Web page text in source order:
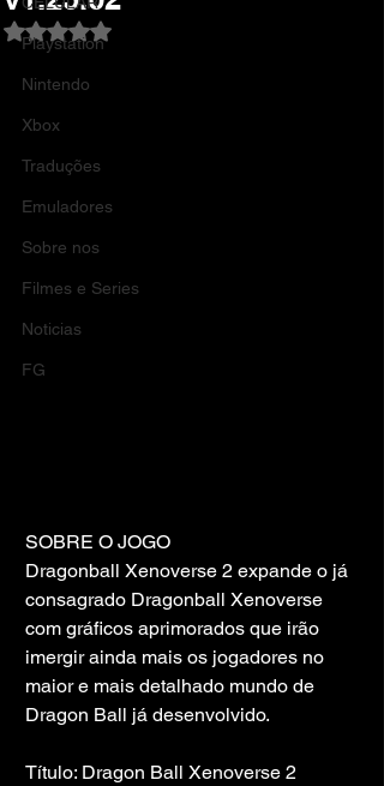
Playstation
Nintendo
Xbox
Traduções
Emuladores
Sobre nos
Filmes e Series
Noticias
FG
Avaliado com NaN de 5 estrelas.
SOBRE O JOGO
Dragonball Xenoverse 2 expande o já
consagrado Dragonball Xenoverse
com gráficos aprimorados que irão
imergir ainda mais os jogadores no
maior e mais detalhado mundo de
Dragon Ball já desenvolvido.
Título: Dragon Ball Xenoverse 2